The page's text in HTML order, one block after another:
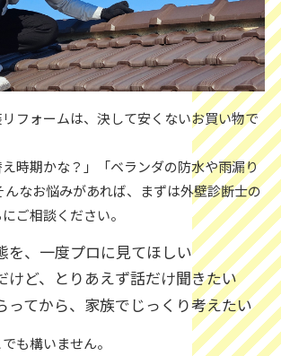
フォームは、決して安くないお買い物で
え時期かな？」「ベランダの防水や雨漏り
なお悩みがあれば、まずは外壁診断士の
ご相談ください。
を、一度プロに見てほしい
けど、とりあえず話だけ聞きたい
ってから、家族でじっくり考えたい
も構いません。